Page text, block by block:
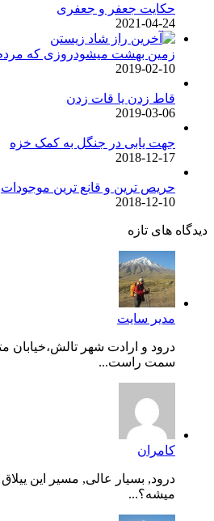
حکایت جعفر و جعفری
2021-04-24
زمین بهشت میشودروزی که مردم
2019-02-10
قاط زدن یا قات زدن
2019-03-06
جهت یابی در جنگل به کمک خزه
2018-12-17
حریص ترین و قانع ترین موجودات
2018-12-10
دیدگاه های تازه
مدیر سایت
درود و ارادت شهر تالش،خیابان
سمت راست...
کامران
درود, بسیار عالی, مسیر این
میشه؟...